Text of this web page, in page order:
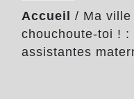
Accueil / Ma ville
chouchoute-toi ! :
assistantes